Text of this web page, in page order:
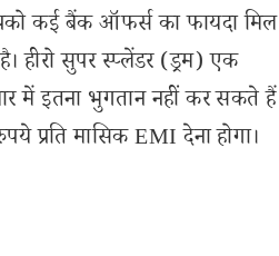
कई बैंक ऑफर्स का फायदा मिल
हीरो सुपर स्प्लेंडर (ड्रम) एक
में इतना भुगतान नहीं कर सकते हैं
प्रति मासिक EMI देना होगा।